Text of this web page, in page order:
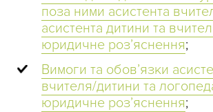
поза ними асистента
асистента дитини та
юридичне розʼяснення;
Вимоги та обов’язки
вчителя/дитини та
юридичне розʼяснення;